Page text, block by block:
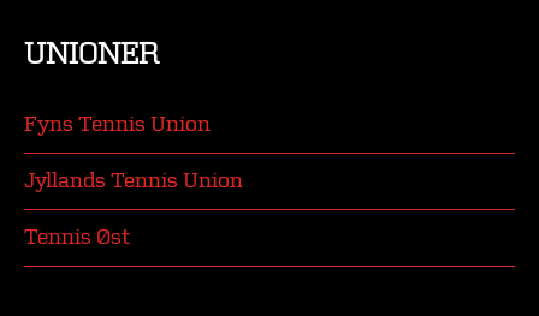
UNIONER
Fyns Tennis Union
Jyllands Tennis Union
Tennis Øst